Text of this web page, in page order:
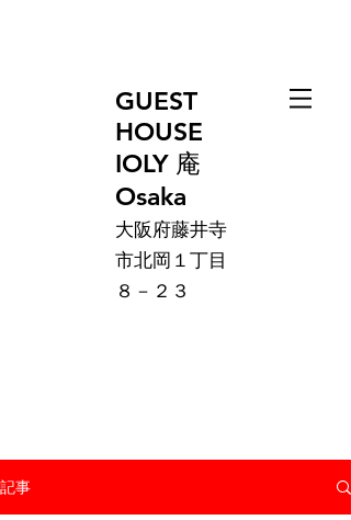
GUEST
HOUSE
IOLY 庵
Osaka
大阪府藤井寺
市北岡１丁目
８－２３
記事